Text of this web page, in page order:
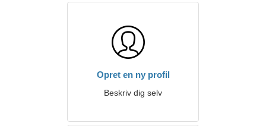
Opret en ny profil
Beskriv dig selv